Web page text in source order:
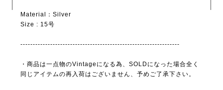
Material：Silver
Size : 15号
----------------------------------------------------------------
・商品は一点物のVintageになる為、SOLDになった場合全く
同じアイテムの再入荷はございません、予めご了承下さい。